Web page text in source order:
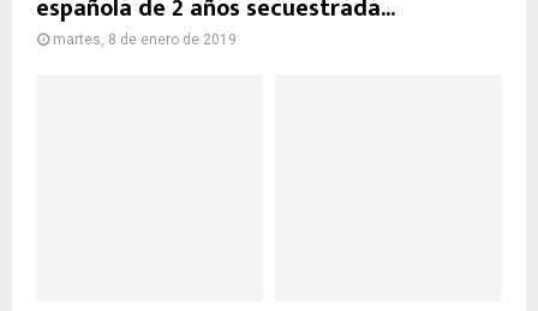
española de 2 años secuestrada...
martes, 8 de enero de 2019